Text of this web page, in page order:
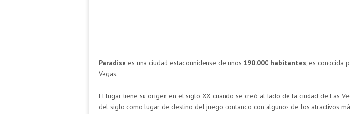
Paradise es una ciudad estadounidense de unos 190.000 habitantes, es conocida
Vegas.
El lugar tiene su origen en el siglo XX cuando se creó al lado de la ciudad de Las
del siglo como lugar de destino del juego contando con algunos de los atractivos